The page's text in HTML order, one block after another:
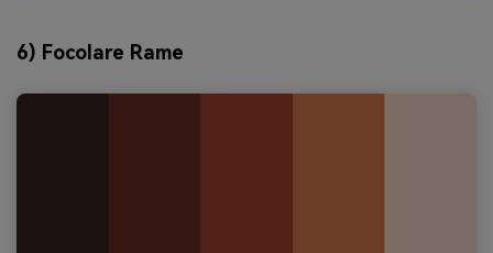
6) Focolare Rame